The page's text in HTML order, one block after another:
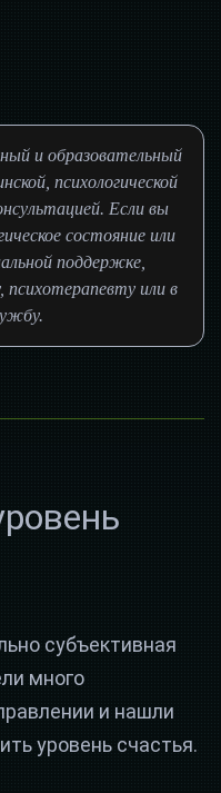
и образовательный
психологической
Если вы
состояние или
поддержке,
психотерапевту или в
субъективная
много
и нашли
уровень счастья.